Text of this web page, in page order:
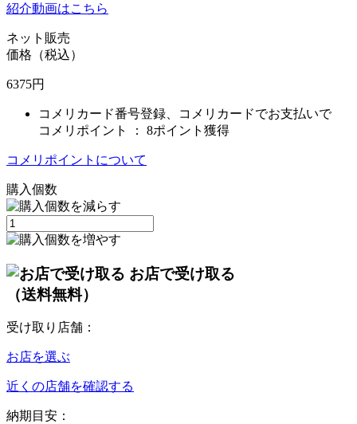
紹介動画はこちら
ネット販売
価格（税込）
6375円
コメリカード番号登録、コメリカードでお支払いで
コメリポイント ： 8ポイント獲得
コメリポイントについて
購入個数
お店で受け取る
（送料無料）
受け取り店舗：
お店を選ぶ
近くの店舗を確認する
納期目安：